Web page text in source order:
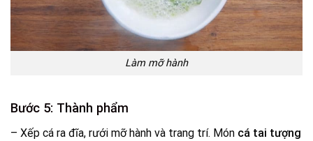
Làm mỡ hành
Bước 5: Thành phẩm
– Xếp cá ra đĩa, rưới mỡ hành và trang trí. Món cá tai tượng